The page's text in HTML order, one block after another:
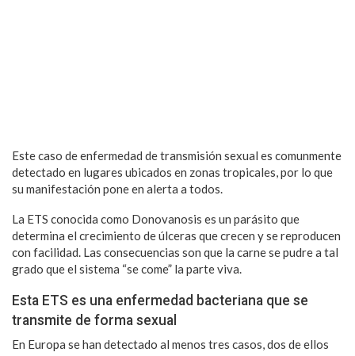
Este caso de enfermedad de transmisión sexual es comunmente
detectado en lugares ubicados en zonas tropicales, por lo que
su manifestación pone en alerta a todos.
La ETS conocida como Donovanosis es un parásito que
determina el crecimiento de úlceras que crecen y se reproducen
con facilidad. Las consecuencias son que la carne se pudre a tal
grado que el sistema “se come” la parte viva.
Esta ETS es una enfermedad bacteriana que se
transmite de forma sexual
En Europa se han detectado al menos tres casos, dos de ellos